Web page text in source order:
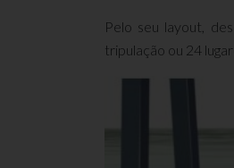
Pelo seu layout,
tripulação ou 24